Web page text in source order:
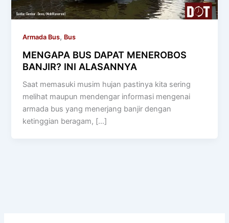
Armada Bus, Bus
MENGAPA BUS DAPAT MENEROBOS
BANJIR? INI ALASANNYA
Saat memasuki musim hujan pastinya kita sering
melihat maupun mendengar informasi mengenai
armada bus yang menerjang banjir dengan
ketinggian beragam, […]